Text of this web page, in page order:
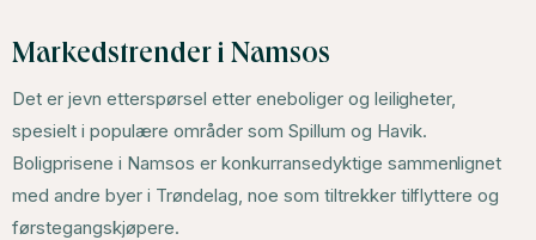
Markedstrender i Namsos
Det er jevn etterspørsel etter eneboliger og leiligheter,
spesielt i populære områder som Spillum og Havik.
Boligprisene i Namsos er konkurransedyktige sammenlignet
med andre byer i Trøndelag, noe som tiltrekker tilflyttere og
førstegangskjøpere.